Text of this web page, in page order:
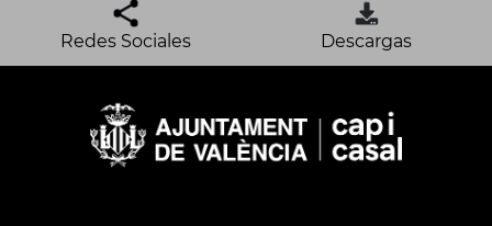
Redes Sociales Descargas